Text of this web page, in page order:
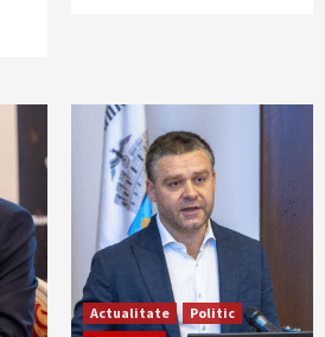
Actualitate
Politic